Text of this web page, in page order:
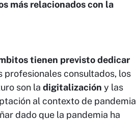
más relacionados con la
tienen previsto dedicar
profesionales consultados, los
son la digitalización y las
al contexto de pandemia
dado que la pandemia ha